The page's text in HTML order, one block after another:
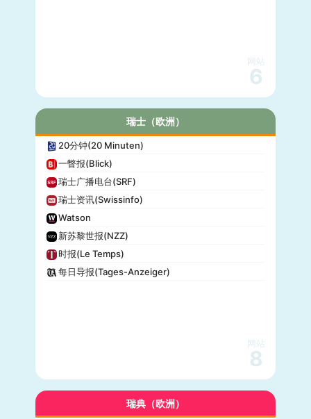
网站
6
瑞士（欧洲）
20分钟(20 Minuten)
一瞥报(Blick)
瑞士广播电台(SRF)
瑞士资讯(Swissinfo)
Watson
新苏黎世报(NZZ)
时报(Le Temps)
每日导报(Tages-Anzeiger)
网站
8
瑞典（欧洲）